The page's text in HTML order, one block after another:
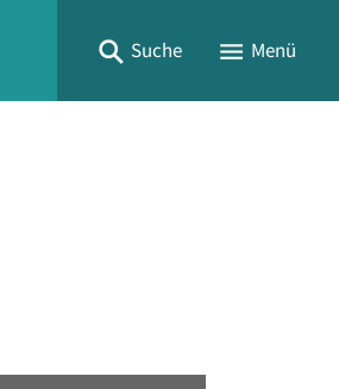
Suche Menü